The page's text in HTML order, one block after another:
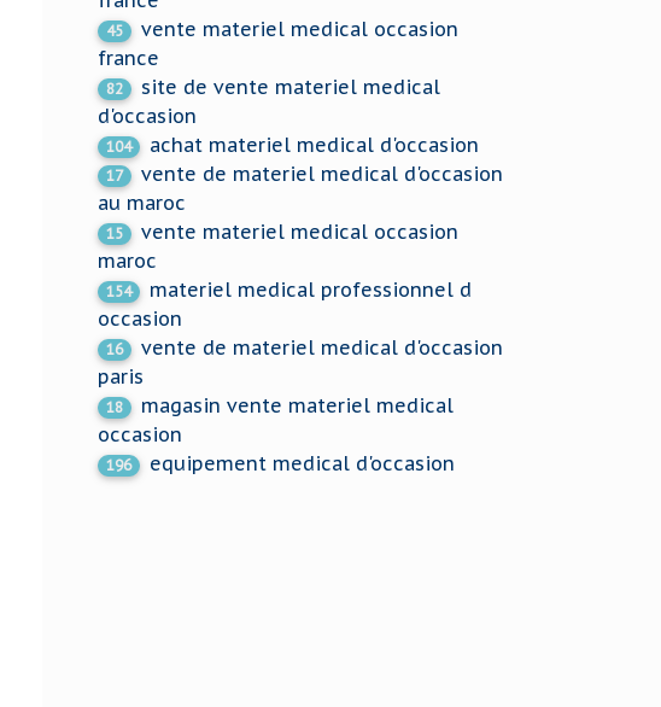
45
vente materiel medical occasion
france
82
site de vente materiel medical
d'occasion
104 achat materiel medical d'occasion
17
vente de materiel medical d'occasion
au maroc
15
vente materiel medical occasion
maroc
154
materiel medical professionnel d
occasion
16
vente de materiel medical d'occasion
paris
18
magasin vente materiel medical
occasion
196 equipement medical d'occasion